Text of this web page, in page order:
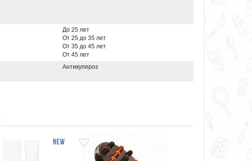
До 25 лет
От 25 до 35 лет
От 35 до 45 лет
От 45 лет
Антикупероз